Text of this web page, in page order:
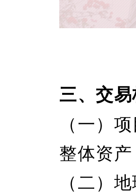
三、交
（一）
整体资
（二）